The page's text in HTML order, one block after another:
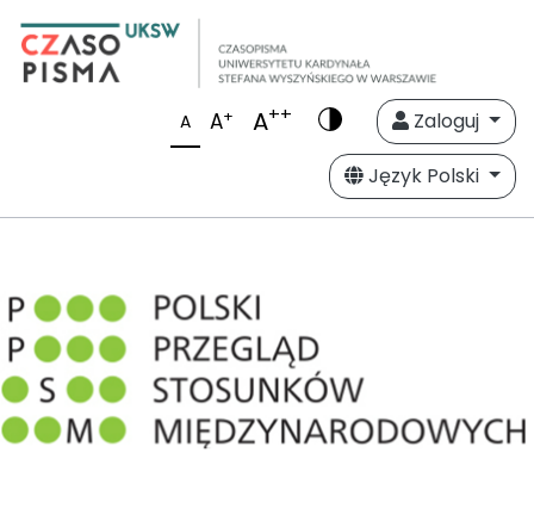
A A+ A++
Zaloguj
Język Polski